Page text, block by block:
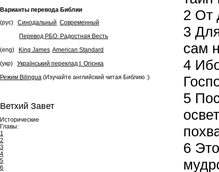
Варианты перевода Библии
(рус)
Синодальный Современный
Перевод РБО. Радостная Весть
(eng)
King James American Standard
(укр)
Український переклад І. Огієнка
Режим Bilingua (Изучайте английский читая Библию :)
Ветхий Завет
Исторические
Главы:
1
2
3
4
5
6
2 От
3
сам
4
5
6